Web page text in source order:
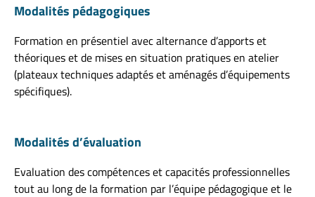
Modalités pédagogiques
Formation en présentiel avec alternance d’apports et
théoriques et de mises en situation pratiques en atelier
(plateaux techniques adaptés et aménagés d’équipements
spécifiques).
Modalités d’évaluation
Evaluation des compétences et capacités professionnelles
tout au long de la formation par l’équipe pédagogique et le